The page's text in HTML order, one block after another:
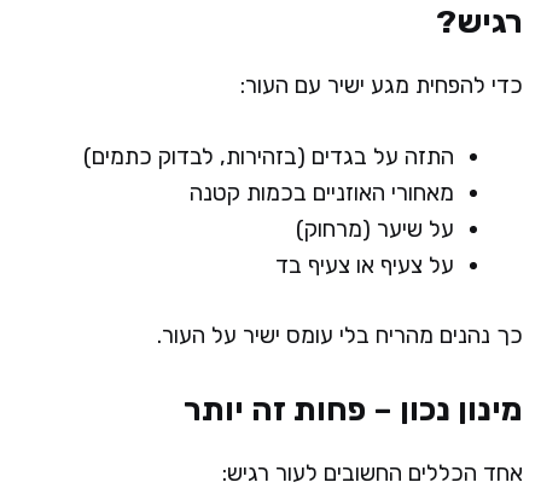
רגיש?
כדי להפחית מגע ישיר עם העור:
התזה על בגדים (בזהירות, לבדוק כתמים)
מאחורי האוזניים בכמות קטנה
על שיער (מרחוק)
על צעיף או צעיף בד
כך נהנים מהריח בלי עומס ישיר על העור.
מינון נכון – פחות זה יותר
אחד הכללים החשובים לעור רגיש: